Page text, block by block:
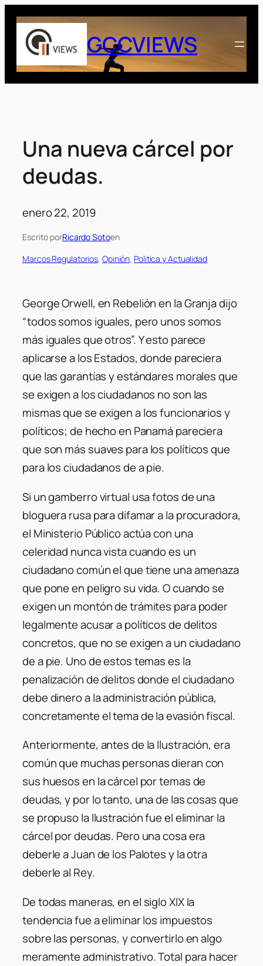
Saltar
contenido
GCCVIEWS
Una nueva cárcel por
deudas.
enero 22, 2019
Escrito porRicardo Sotoen
Marcos Regulatorios, Opinión, Politica y Actualidad
George Orwell, en Rebelión en la Granja dijo
“todos somos iguales, pero unos somos
más iguales que otros”. Y esto parece
aplicarse a los Estados, donde pareciera
que las garantías y estándares morales que
se exigen a los ciudadanos no son las
mismas que se exigen a los funcionarios y
políticos; de hecho en Panamá pareciera
que son más suaves para los políticos que
para los ciudadanos de a pie.
Si un gamberro virtual usa fotos de una
bloguera rusa para difamar a la procuradora,
el Ministerio Público actúa con una
celeridad nunca vista cuando es un
ciudadano común el que tiene una amenaza
que pone en peligro su vida. O cuando se
exigen un montón de trámites para poder
legalmente acusar a políticos de delitos
concretos, que no se exigen a un ciudadano
de a pie. Uno de estos temas es la
penalización de delitos donde el ciudadano
debe dinero a la administración pública,
concretamente el tema de la evasión fiscal.
Anteriormente, antes de la Ilustración, era
común que muchas personas dieran con
sus huesos en la cárcel por temas de
deudas, y por lo tanto, una de las cosas que
se propuso la Ilustración fue el eliminar la
cárcel por deudas. Pero una cosa era
deberle a Juan de los Palotes y la otra
deberle al Rey.
De todas maneras, en el siglo XIX la
tendencia fue a eliminar los impuestos
sobre las personas, y convertirlo en algo
meramente administrativo. Total para hacer